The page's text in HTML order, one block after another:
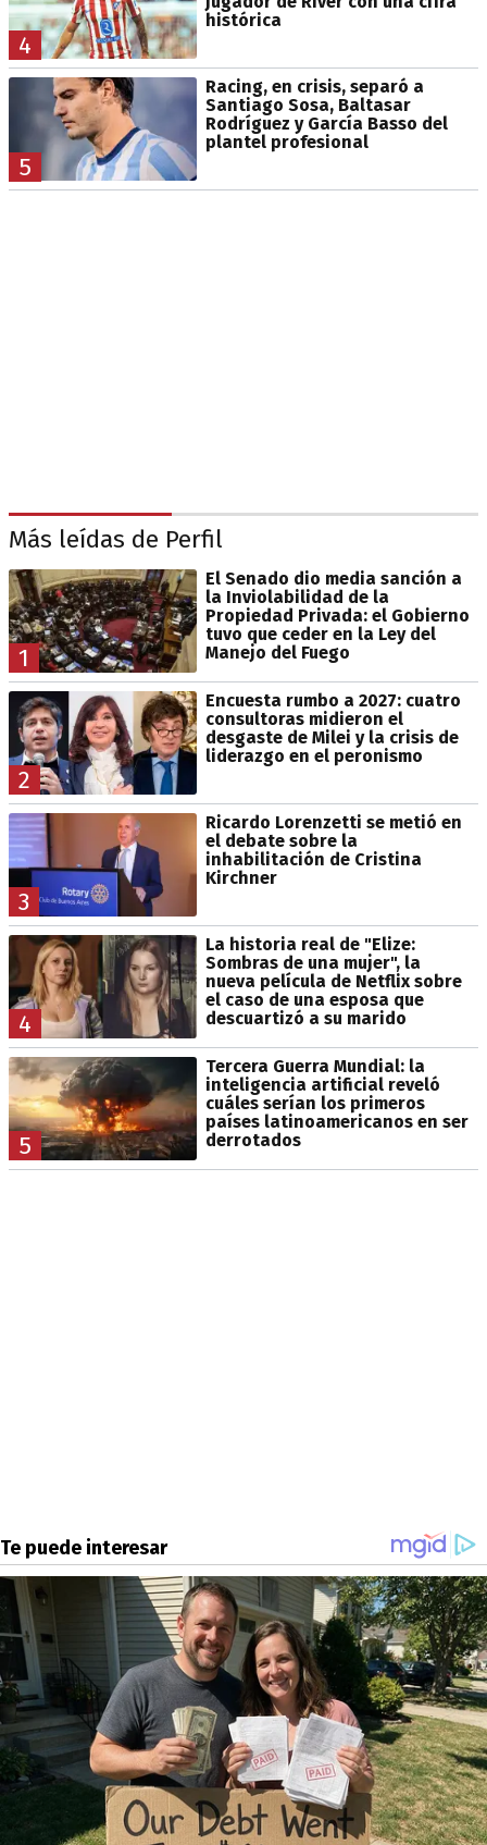
4
histórica
5
Racing, en crisis, separó a
Santiago Sosa, Baltasar
Rodríguez y García Basso del
plantel profesional
Más leídas de Perfil
1
El Senado dio media sanción a
la Inviolabilidad de la
Propiedad Privada: el Gobierno
tuvo que ceder en la Ley del
Manejo del Fuego
2
Encuesta rumbo a 2027: cuatro
consultoras midieron el
desgaste de Milei y la crisis de
liderazgo en el peronismo
3
Ricardo Lorenzetti se metió en
el debate sobre la
inhabilitación de Cristina
Kirchner
4
La historia real de "Elize:
Sombras de una mujer", la
nueva película de Netflix sobre
el caso de una esposa que
descuartizó a su marido
5
Tercera Guerra Mundial: la
inteligencia artificial reveló
cuáles serían los primeros
países latinoamericanos en ser
derrotados